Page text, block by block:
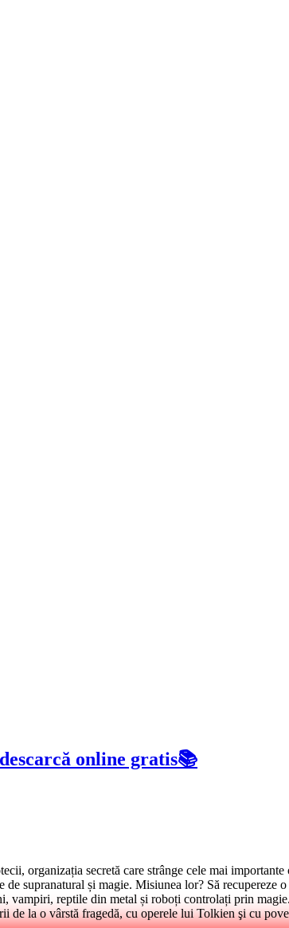
online gratis📚
organizația secretă care strânge cele mai
supranatural și magie. Misiunea lor? Să
vampiri, reptile din metal și roboți controlați prin
la o vârstă fragedă, cu operele lui Tolkien şi cu